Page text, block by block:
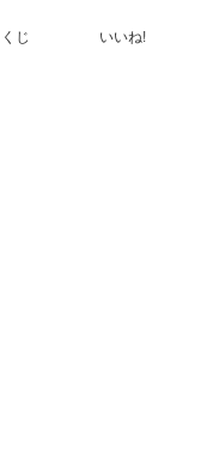
くじ いいね!